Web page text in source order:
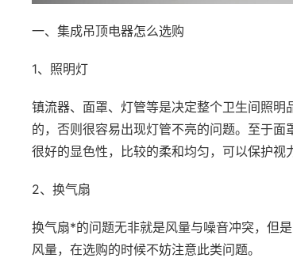
一、集成吊顶电器怎么选购
1、照明灯
镇流器、面罩、灯管等是决定整个卫生间照
的，否则很容易出现灯管不亮的问题。至于
很好的显色性，比较的柔和均匀，可以保护视
2、换气扇
换气扇*的问题无非就是风量与噪音冲突，但
风量，在选购的时候不妨注意此类问题。